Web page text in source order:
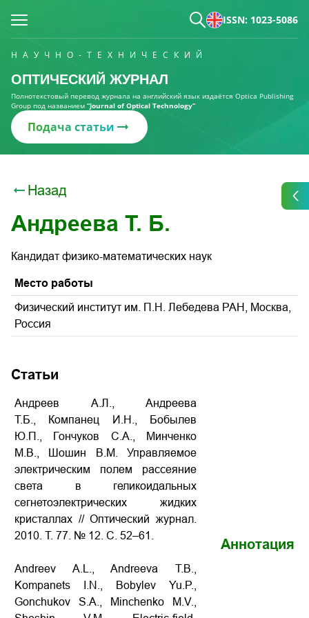
ISSN: 1023-5086
НАУЧНО-ТЕХНИЧЕСКИЙ
ОПТИЧЕСКИЙ ЖУРНАЛ
Полнотекстовый перевод журнала на английский язык издаётся Optica Publishing
Group под названием “Journal of Optical Technology“
Подача статьи
Назад
Андреева Т. Б.
Кандидат физико-математических наук
Место работы
Физический институт им. П.Н. Лебедева РАН, Москва,
Россия
Статьи
Андреев А.Л., Андреева
Т.Б., Компанец И.Н., Бобылев
Ю.П., Гончуков С.А., Минченко
М.В., Шошин В.М. Управляемое
электрическим полем рассеяние
света в геликоидальных
сегнетоэлектрических жидких
кристаллах // Оптический журнал.
2010. Т. 77. № 12. С. 52–61.
Andreev A.L., Andreeva T.B.,
Kompanets I.N., Bobylev Yu.P.,
Gonchukov S.A., Minchenko M.V.,
Аннотация